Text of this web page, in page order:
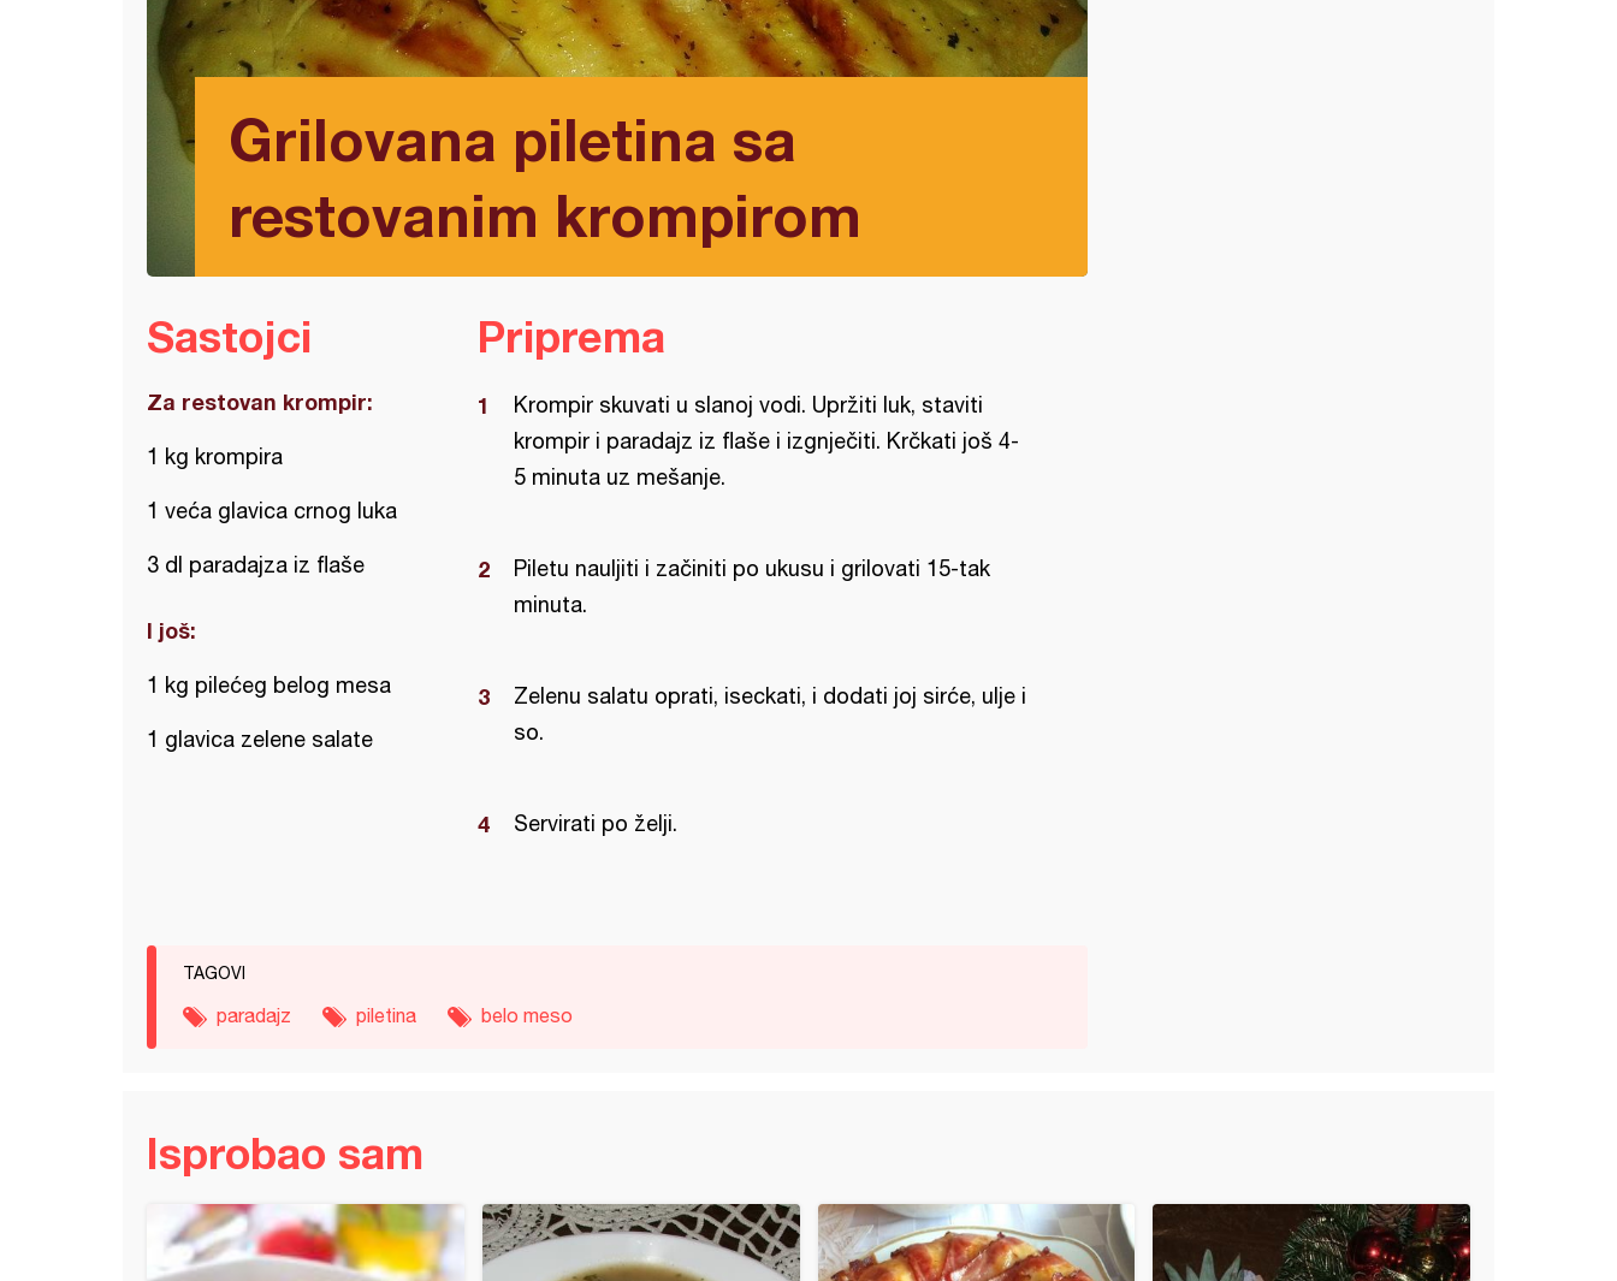
Grilovana piletina sa
restovanim krompirom
Sastojci
Za restovan krompir:
1 kg krompira
1 veća glavica crnog luka
3 dl paradajza iz flaše
I još:
1 kg pilećeg belog mesa
1 glavica zelene salate
Priprema
Krompir skuvati u slanoj vodi. Upržiti luk, staviti
krompir i paradajz iz flaše i izgnječiti. Krčkati još 4-
5 minuta uz mešanje.
Piletu nauljiti i začiniti po ukusu i grilovati 15-tak
minuta.
Zelenu salatu oprati, iseckati, i dodati joj sirće, ulje i
so.
Servirati po želji.
TAGOVI
paradajz piletina belo meso
Isprobao sam